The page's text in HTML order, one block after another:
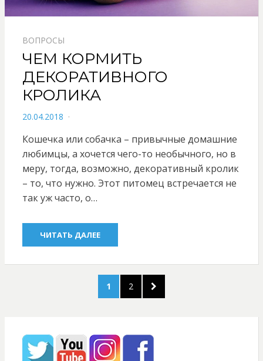
ВОПРОСЫ
ЧЕМ КОРМИТЬ
ДЕКОРАТИВНОГО
КРОЛИКА
POSTED
20.04.2018
Кошечка или собачка – привычные домашние
любимцы, а хочется чего-то необычного, но в
меру, тогда, возможно, декоративный кролик
– то, что нужно. Этот питомец встречается не
так уж часто, о…
ЧИТАТЬ ДАЛЕЕ
PAGE
1 PAGE
2
NEXT
PAGE